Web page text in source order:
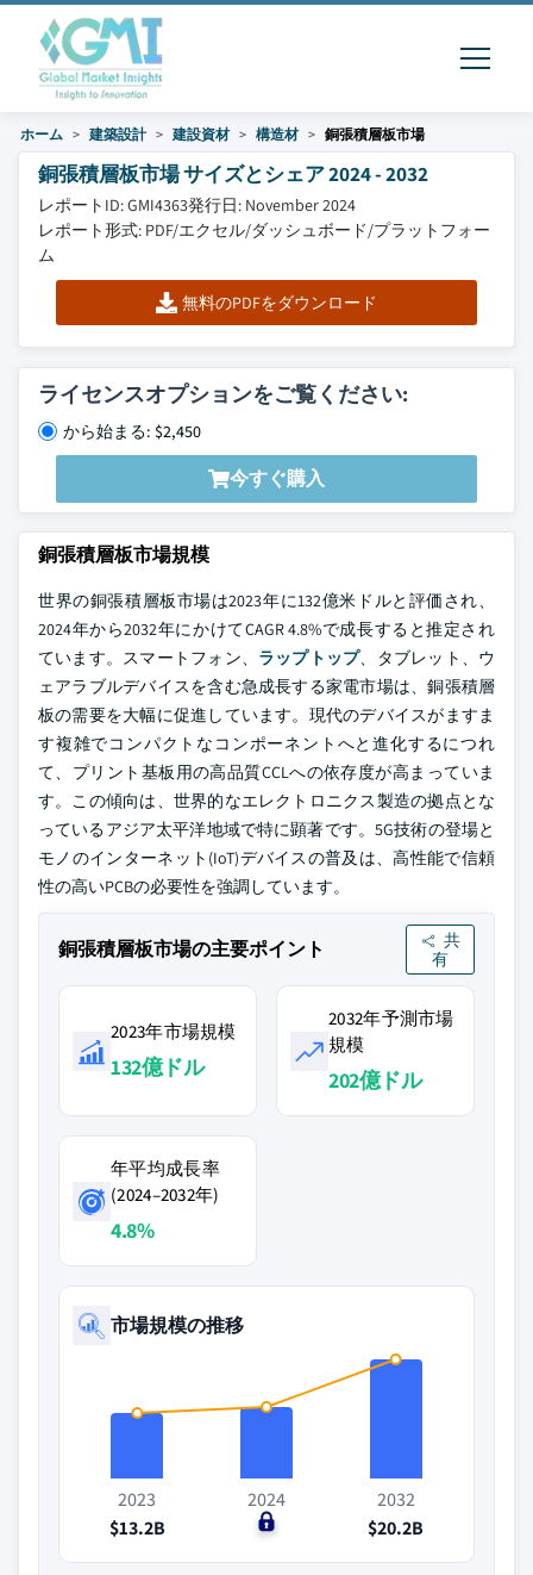
ホーム 建築設計 建設資材 構造材 銅張積層板市場
銅張積層板市場 サイズとシェア 2024 - 2032
レポートID: GMI4363発行日: November 2024
レポート形式: PDF/エクセル/ダッシュボード/プラットフォー
ム
無料のPDFをダウンロード
ライセンスオプションをご覧ください:
から始まる: $2,450
今すぐ購入
銅張積層板市場規模
世界の銅張積層板市場は2023年に132億米ドルと評価され、
2024年から2032年にかけてCAGR 4.8%で成長すると推定され
ています。スマートフォン、 ラップトップ、タブレット、ウ
ェアラブルデバイスを含む急成長する家電市場は、銅張積層
板の需要を大幅に促進しています。現代のデバイスがますま
す複雑でコンパクトなコンポーネントへと進化するにつれ
て、プリント基板用の高品質CCLへの依存度が高まっていま
す。この傾向は、世界的なエレクトロニクス製造の拠点とな
っているアジア太平洋地域で特に顕著です。5G技術の登場と
モノのインターネット(IoT)デバイスの普及は、高性能で信頼
性の高いPCBの必要性を強調しています。
銅張積層板市場の主要ポイント
共
有
2023年市場規模
132億ドル
2032年予測市場
規模
202億ドル
年平均成長率
(2024–2032年)
4.8%
市場規模の推移
2023
$13.2B
2024
$0
2032
$20.2B